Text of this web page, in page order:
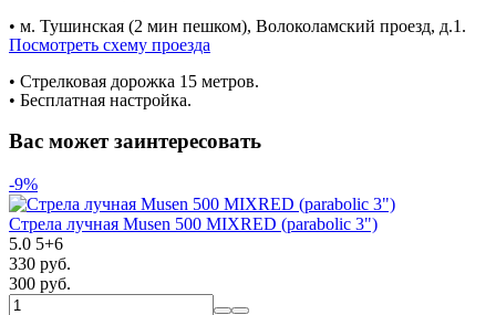
• м. Тушинская (2 мин пешком), Волоколамский проезд, д.1.
Посмотреть схему проезда
• Cтрелковая дорожка 15 метров.
• Бесплатная настройка.
Вас может заинтересовать
-9%
Стрела лучная Musen 500 MIXRED (parabolic 3")
5.0 5+6
330 руб.
300 руб.